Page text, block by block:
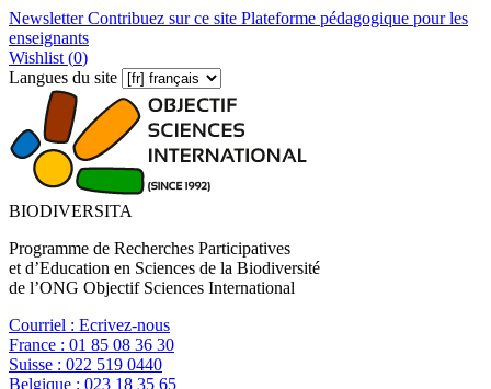
NewsletterContribuez sur ce site Plateforme pédagogique pour les
enseignants
Wishlist (0)
Langues du site
BIODIVERSITA
Programme de Recherches Participatives
et d’Education en Sciences de la Biodiversité
de l’ONG Objectif Sciences International
Courriel : Ecrivez-nous
France : 01 85 08 36 30
Suisse : 022 519 0440
Belgique : 023 18 35 65